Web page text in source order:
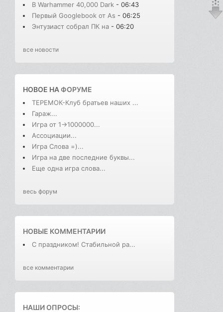
В Warhammer 40,000 Dark - 06:43
Первый Googlebook от As - 06:25
Энтузиаст собрал ПК на - 06:20
все новости
НОВОЕ НАФОРУМЕ
ТЕРЕМОК-Клуб братьев наших ...
Гараж...
Игра от 1->1000000...
Ассоциации...
Игра Слова =)...
Игра на две последние буквы...
Еще одна игра слова...
весь форум
НОВЫЕ КОММЕНТАРИИ
С праздником! Стабильной ра...
все комментарии
НАШИ ОПРОСЫ: